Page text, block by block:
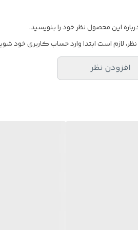
این محصول نظر خود را بنویسید.
لازم است ابتدا وارد حساب کاربری خود
افزودن نظر